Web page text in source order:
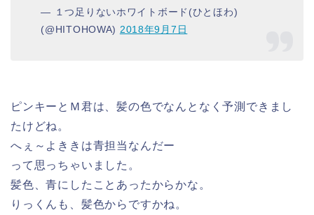
— １つ足りないホワイトボード(ひとほわ)
(@HITOHOWA) 2018年9月7日
ピンキーとＭ君は、髪の色でなんとなく予測できまし
たけどね。
へぇ～よききは青担当なんだー
って思っちゃいました。
髪色、青にしたことあったからかな。
りっくんも、髪色からですかね。